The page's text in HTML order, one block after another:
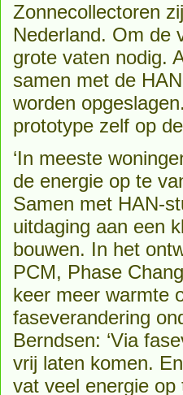
Zonnecollectoren
Nederland. Om de
grote vaten nodig.
samen met de
worden
prototype zelf op
‘In meeste
de energie op te
Samen met HAN-
uitdaging aan een
bouwen. In het
PCM, Phase
keer meer warmte
faseverandering
Berndsen: ‘Via
vrij laten komen.
vat veel energie op